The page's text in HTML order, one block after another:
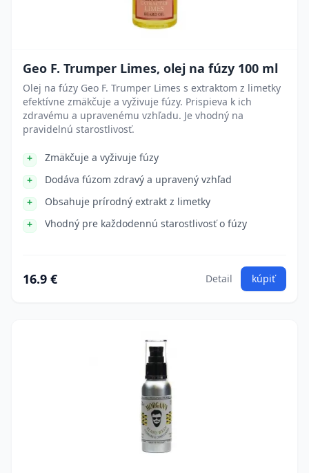
Geo F. Trumper Limes, olej na fúzy 100 ml
Olej na fúzy Geo F. Trumper Limes s extraktom z limetky
efektívne zmäkčuje a vyživuje fúzy. Prispieva k ich
zdravému a upravenému vzhľadu. Je vhodný na
pravidelnú starostlivosť.
Zmäkčuje a vyživuje fúzy
Dodáva fúzom zdravý a upravený vzhľad
Obsahuje prírodný extrakt z limetky
Vhodný pre každodennú starostlivosť o fúzy
16.9 € Detail kúpiť